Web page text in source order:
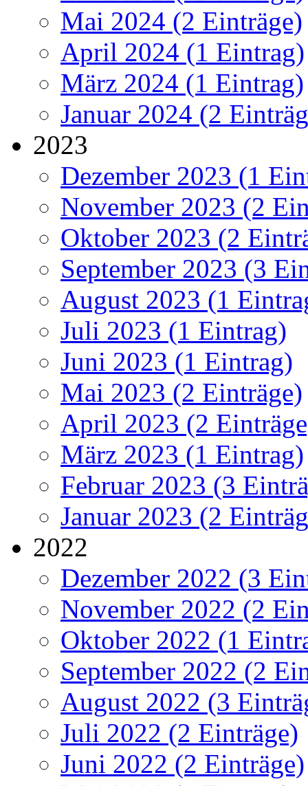
Mai 2024 (2 Einträge)
April 2024 (1 Eintrag)
März 2024 (1 Eintrag)
Januar 2024 (2
2023
Dezember 2023 (1
November 2023 (2
Oktober 2023 (2
September 2023 (3
August 2023 (1
Juli 2023 (1 Eintrag)
Juni 2023 (1 Eintrag)
Mai 2023 (2 Einträge)
April 2023 (2
März 2023 (1 Eintrag)
Februar 2023 (3
Januar 2023 (2
2022
Dezember 2022 (3
November 2022 (2
Oktober 2022 (1
September 2022 (2
August 2022 (3
Juli 2022 (2 Einträge)
Juni 2022 (2 Einträge)